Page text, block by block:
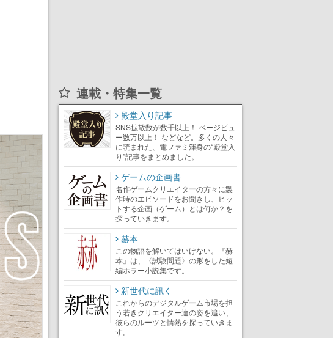
連載・特集一覧
殿堂入り記事
SNS拡散数が数千以上！ ページビュ
ー数万以上！ などなど。多くの人々
に読まれた、電ファミ渾身の“殿堂入
り”記事をまとめました。
ゲームの企画書
名作ゲームクリエイターの方々に製
作時のエピソードをお聞きし、ヒッ
トする企画（ゲーム）とは何か？を
探っていきます。
赫本
この物語を解いてはいけない。『赫
本』は、〈試験問題〉の形をした短
編ホラー小説集です。
新世代に訊く
これからのデジタルゲーム市場を担
う若きクリエイター達の姿を追い、
彼らのルーツと情熱を探っていきま
す。